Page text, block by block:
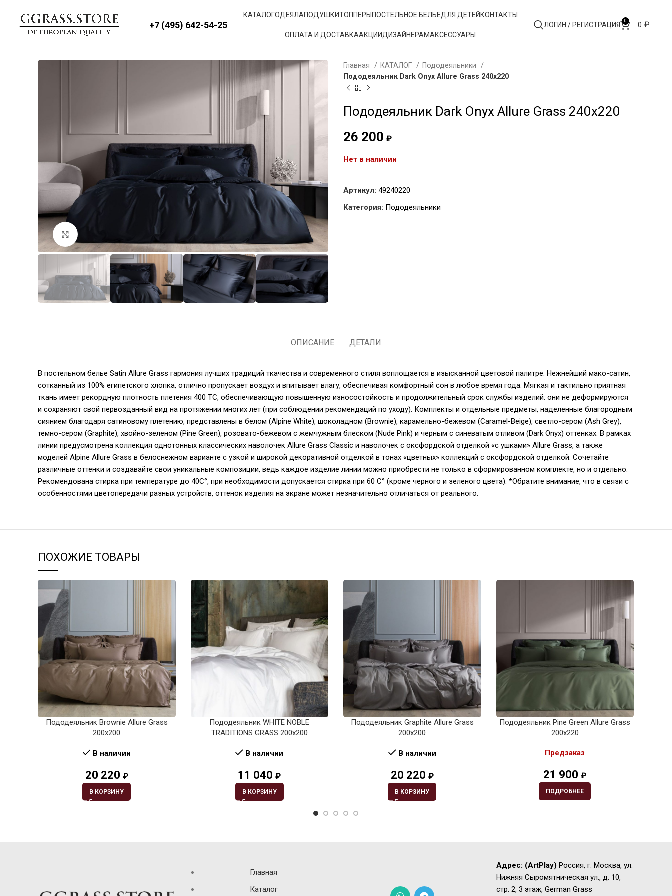
+7 (495) 642-54-25
КАТАЛОГОДЕЯЛАПОДУШКИТОППЕРЫ ПОСТЕЛЬНОЕ БЕЛЬЕДЛЯ ДЕТЕЙ КОНТАКТЫ
ОПЛАТА И ДОСТАВКААКЦИИДИЗАЙНЕРАМАКСЕССУАРЫ
ЛОГИН / РЕГИСТРАЦИЯ 0 0 ₽
Главная КАТАЛОГ
Пододеяльники
Пододеяльник Dark Onyx Allure Grass 240х220
Пододеяльник Dark Onyx Allure Grass 240х220
26 200 ₽
Нет в наличии
Артикул: 49240220
Категория: Пододеяльники
ОПИСАНИЕ ДЕТАЛИ
В постельном белье Satin Allure Grass гармония лучших традиций ткачества и современного стиля воплощается в изысканной цветовой палитре. Нежнейший мако-сатин,
сотканный из 100% египетского хлопка, отлично пропускает воздух и впитывает влагу, обеспечивая комфортный сон в любое время года. Мягкая и тактильно приятная
ткань имеет рекордную плотность плетения 400 ТС, обеспечивающую повышенную износостойкость и продолжительный срок службы изделий: они не деформируются
и сохраняют свой первозданный вид на протяжении многих лет (при соблюдении рекомендаций по уходу). Комплекты и отдельные предметы, наделенные благородным
сиянием благодаря сатиновому плетению, представлены в белом (Alpine White), шоколадном (Brownie), карамельно-бежевом (Caramel-Beige), светло-сером (Ash Grey),
темно-сером (Graphite), хвойно-зеленом (Pine Green), розовато-бежевом с жемчужным блеском (Nude Pink) и черным c синеватым отливом (Dark Onyx) оттенках. В рамках
линии предусмотрена коллекция однотонных классических наволочек Allure Grass Classic и наволочек с оксфордской отделкой «с ушками» Allure Grass, а также
моделей Alpine Allure Grass в белоснежном варианте с узкой и широкой декоративной отделкой в тонах «цветных» коллекций с оксфордской отделкой. Сочетайте
различные оттенки и создавайте свои уникальные композиции, ведь каждое изделие линии можно приобрести не только в сформированном комплекте, но и отдельно.
Рекомендована стирка при температуре до 40С°, при необходимости допускается стирка при 60 С° (кроме черного и зеленого цвета). *Обратите внимание, что в связи с
особенностями цветопередачи разных устройств, оттенок изделия на экране может незначительно отличаться от реального.
ПОХОЖИЕ ТОВАРЫ
Пододеяльник Brownie Allure Grass
200х200
В наличии
20 220 ₽
В КОРЗИНУ
Пододеяльник WHITE NOBLE
TRADITIONS GRASS 200х200
В наличии
11 040 ₽
В КОРЗИНУ
Пододеяльник Graphite Allure Grass
200х200
В наличии
20 220 ₽
В КОРЗИНУ
Пододеяльник Pine Green Allure Grass
200х220
Предзаказ
21 900 ₽
ПОДРОБНЕЕ
Главная
Каталог
Адрес: (ArtPlay) Россия, г. Москва, ул.
Нижняя Сыромятническая ул., д. 10,
стр. 2, 3 этаж, German Grass